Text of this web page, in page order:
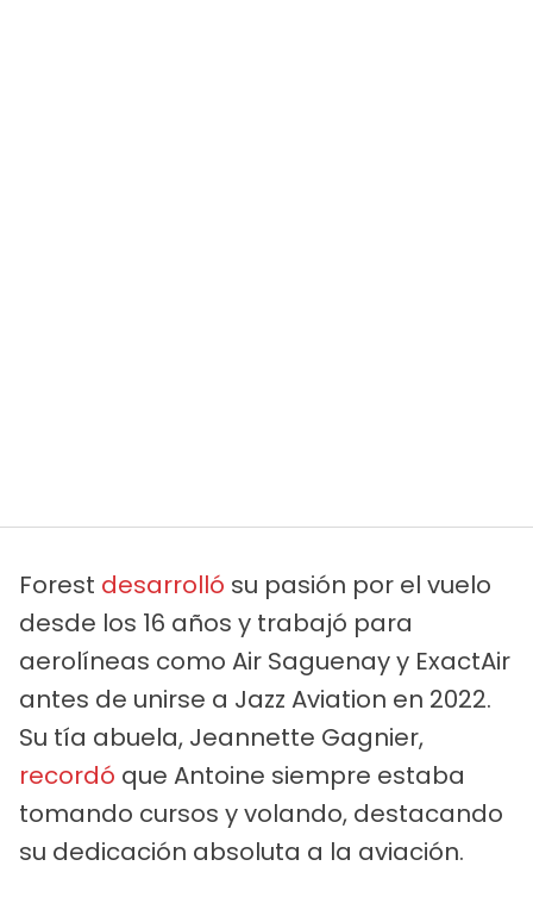
Forest desarrolló su pasión por el vuelo
desde los 16 años y trabajó para
aerolíneas como Air Saguenay y ExactAir
antes de unirse a Jazz Aviation en 2022.
Su tía abuela, Jeannette Gagnier,
recordó que Antoine siempre estaba
tomando cursos y volando, destacando
su dedicación absoluta a la aviación.